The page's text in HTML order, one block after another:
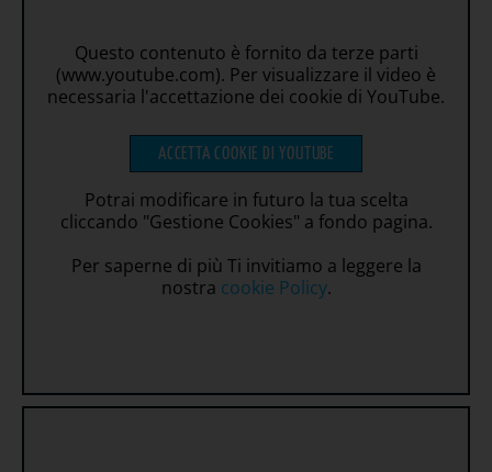
Questo contenuto è fornito da terze parti
(www.youtube.com). Per visualizzare il video è
necessaria l'accettazione dei cookie di YouTube.
ACCETTA COOKIE DI YOUTUBE
Potrai modificare in futuro la tua scelta
cliccando "Gestione Cookies" a fondo pagina.
Per saperne di più Ti invitiamo a leggere la
nostra cookie Policy.